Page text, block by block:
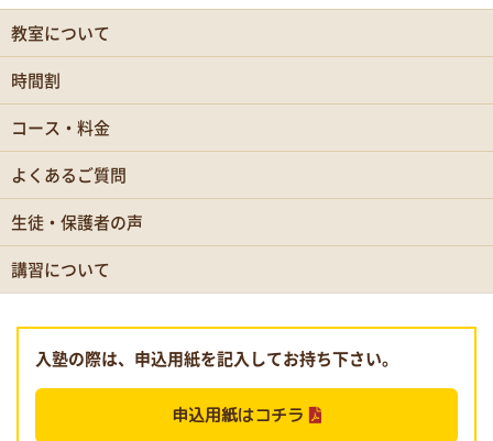
教室について
時間割
コース・料金
よくあるご質問
生徒・保護者の声
講習について
入塾の際は、申込用紙を記入してお持ち下さい。
申込用紙はコチラ